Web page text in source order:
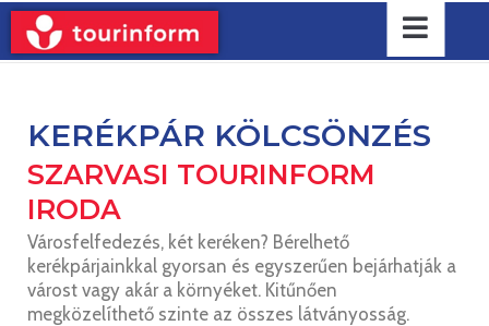
KERÉKPÁR KÖLCSÖNZÉS
SZARVASI TOURINFORM
IRODA
Városfelfedezés, két keréken? Bérelhető
kerékpárjainkkal gyorsan és egyszerűen bejárhatják a
várost vagy akár a környéket. Kitűnően
megközelíthető szinte az összes látványosság.